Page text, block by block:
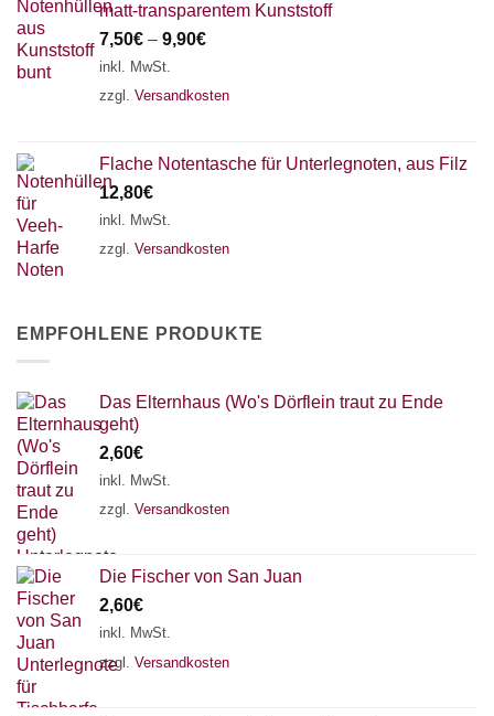
matt-transparentem Kunststoff
7,50€ – 9,90€
inkl. MwSt.
zzgl. Versandkosten
Flache Notentasche für Unterlegnoten, aus Filz
12,80€
inkl. MwSt.
zzgl. Versandkosten
EMPFOHLENE PRODUKTE
Das Elternhaus (Wo's Dörflein traut zu Ende
geht)
2,60€
inkl. MwSt.
zzgl. Versandkosten
Die Fischer von San Juan
2,60€
inkl. MwSt.
zzgl. Versandkosten